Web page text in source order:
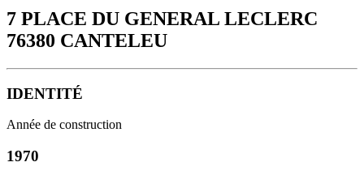
7 PLACE DU GENERAL LECLERC
76380 CANTELEU
IDENTITÉ
Année de construction
1970